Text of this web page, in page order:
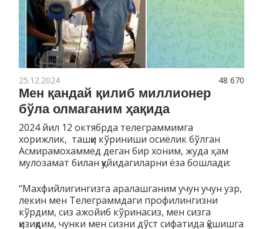
48 670
25.12.2024
Мен қандай қилиб миллионер
бўла олмаганим ҳақида
2024 йил 12 октябрда телеграммимга
хорижлик, ташқи кўриниши осиёлик бўлган
Асмирамохаммед деган бир хоним, жуда ҳам
мулозамат билан қуйидагиларни ёза бошлади:
“Махфийлигингизга аралашганим учун учун узр,
лекин мен Телеграммдаги профилингизни
кўрдим, сиз ажойиб кўринасиз, мен сизга
қизиқдим, чунки мен сизни дўст сифатида қўшишга